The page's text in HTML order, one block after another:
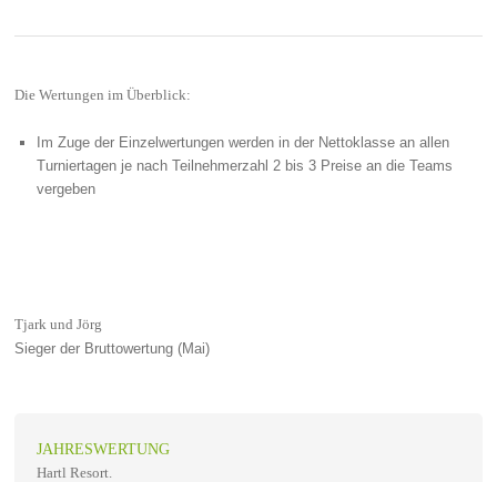
Die Wertungen im Überblick:
Im Zuge der Einzelwertungen werden in der Nettoklasse an allen
Turniertagen je nach Teilnehmerzahl 2 bis 3 Preise an die Teams
vergeben
Tjark und Jörg
Sieger der Bruttowertung (Mai)
JAHRESWERTUNG
Hartl Resort.